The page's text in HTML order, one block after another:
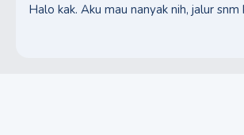
Halo kak. Aku mau nanyak nih, jalur snm